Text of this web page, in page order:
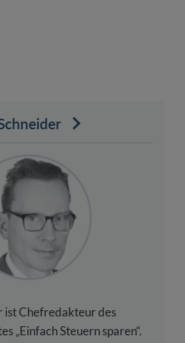
ist Chefredakteur des
„Einfach Steuern sparen“.